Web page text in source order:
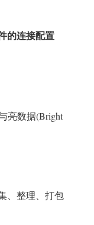
的连接配置
亮数据(Bright
、整理、打包